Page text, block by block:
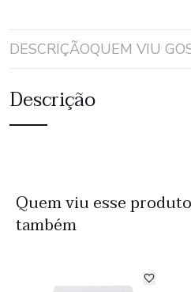
DESCRIÇÃOQUEM VIU
Descrição
Quem viu esse
também